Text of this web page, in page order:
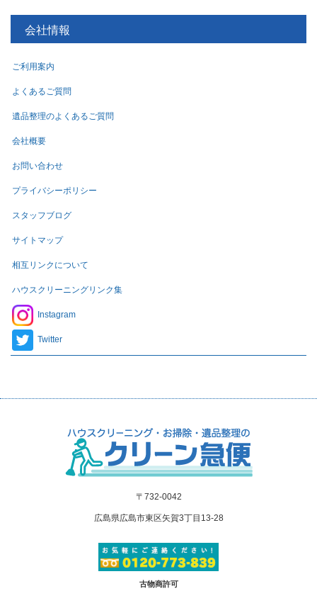
会社情報
ご利用案内
よくあるご質問
遺品整理のよくあるご質問
会社概要
お問い合わせ
プライバシーポリシー
スタッフブログ
サイトマップ
相互リンクについて
ハウスクリーニングリンク集
Instagram
Twitter
〒732-0042
広島県広島市東区矢賀3丁目13-28
古物商許可